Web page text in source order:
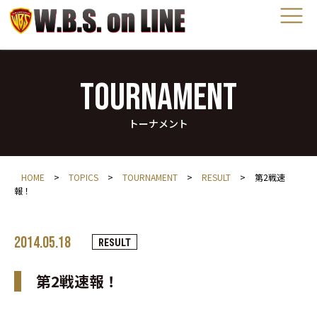
TOURNAMENT
トーナメント
HOME > TOPICS > TOURNAMENT > RESULT >
第2戦速
報！
2014.05.18 RESULT
第2戦速報！